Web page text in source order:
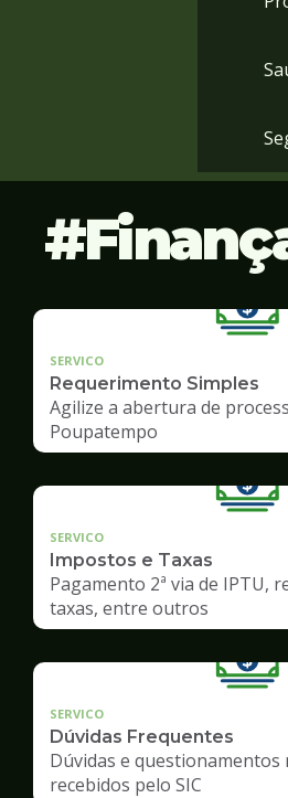
SERVICO
Requerimento Simples
Agilize a abertura de
Poupatempo
SERVICO
Impostos e Taxas
Pagamento 2ª via de IPTU,
taxas, entre outros
SERVICO
Dúvidas Frequentes
Dúvidas e questionamentos
recebidos pelo SIC